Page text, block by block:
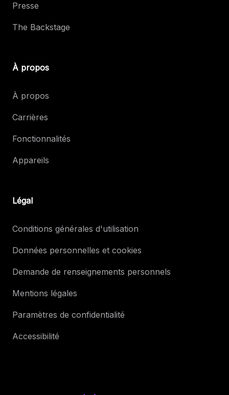
Presse
The Backstage
À propos
À propos
Carrières
Fonctionnalités
Appareils
Légal
Conditions générales d'utilisation
Données personnelles et cookies
Demande de renseignements personnels
Mentions légales
Paramètres de confidentialité
Accessibilité